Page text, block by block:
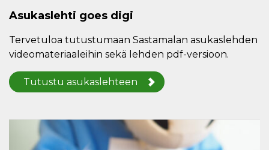
Asukaslehti goes digi
Tervetuloa tutustumaan Sastamalan asukaslehden
videomateriaaleihin sekä lehden pdf-versioon.
Tutustu asukaslehteen